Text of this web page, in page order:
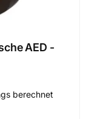
AED -
berechnet